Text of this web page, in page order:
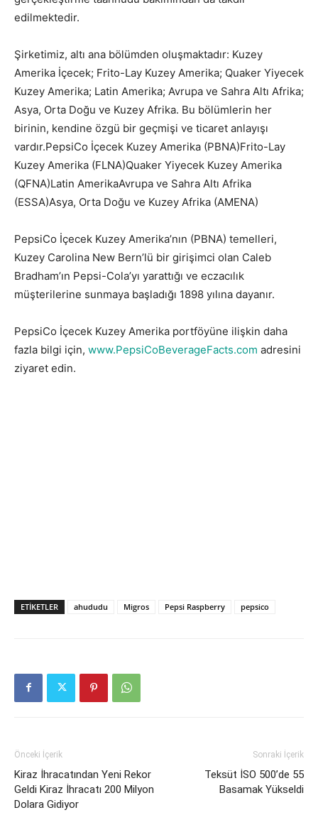
edilmektedir.
Şirketimiz, altı ana bölümden oluşmaktadır: Kuzey
Amerika İçecek; Frito-Lay Kuzey Amerika; Quaker Yiyecek
Kuzey Amerika; Latin Amerika; Avrupa ve Sahra Altı Afrika;
Asya, Orta Doğu ve Kuzey Afrika. Bu bölümlerin her
birinin, kendine özgü bir geçmişi ve ticaret anlayışı
vardır.PepsiCo İçecek Kuzey Amerika (PBNA)Frito-Lay
Kuzey Amerika (FLNA)Quaker Yiyecek Kuzey Amerika
(QFNA)Latin AmerikaAvrupa ve Sahra Altı Afrika
(ESSA)Asya, Orta Doğu ve Kuzey Afrika (AMENA)
PepsiCo İçecek Kuzey Amerika’nın (PBNA) temelleri,
Kuzey Carolina New Bern’lü bir girişimci olan Caleb
Bradham’ın Pepsi-Cola’yı yarattığı ve eczacılık
müşterilerine sunmaya başladığı 1898 yılına dayanır.
PepsiCo İçecek Kuzey Amerika portföyüne ilişkin daha
fazla bilgi için, www.PepsiCoBeverageFacts.com adresini
ziyaret edin.
ETIKETLER ahududu Migros Pepsi Raspberry pepsico
Önceki İçerik
Kiraz İhracatından Yeni Rekor
Geldi Kiraz İhracatı 200 Milyon
Dolara Gidiyor
Sonraki İçerik
Teksüt İSO 500’de 55
Basamak Yükseldi